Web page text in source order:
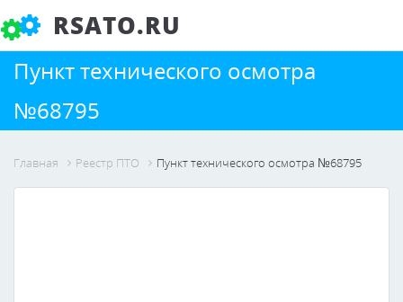
RSATO.RU
Пункт технического осмотра
№68795
Главная Реестр ПТО Пункт технического осмотра №68795